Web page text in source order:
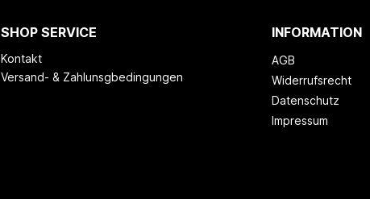
SHOP SERVICE
Kontakt
Versand- & Zahlunsgbedingungen
INFORMATION
AGB
Widerrufsrecht
Datenschutz
Impressum